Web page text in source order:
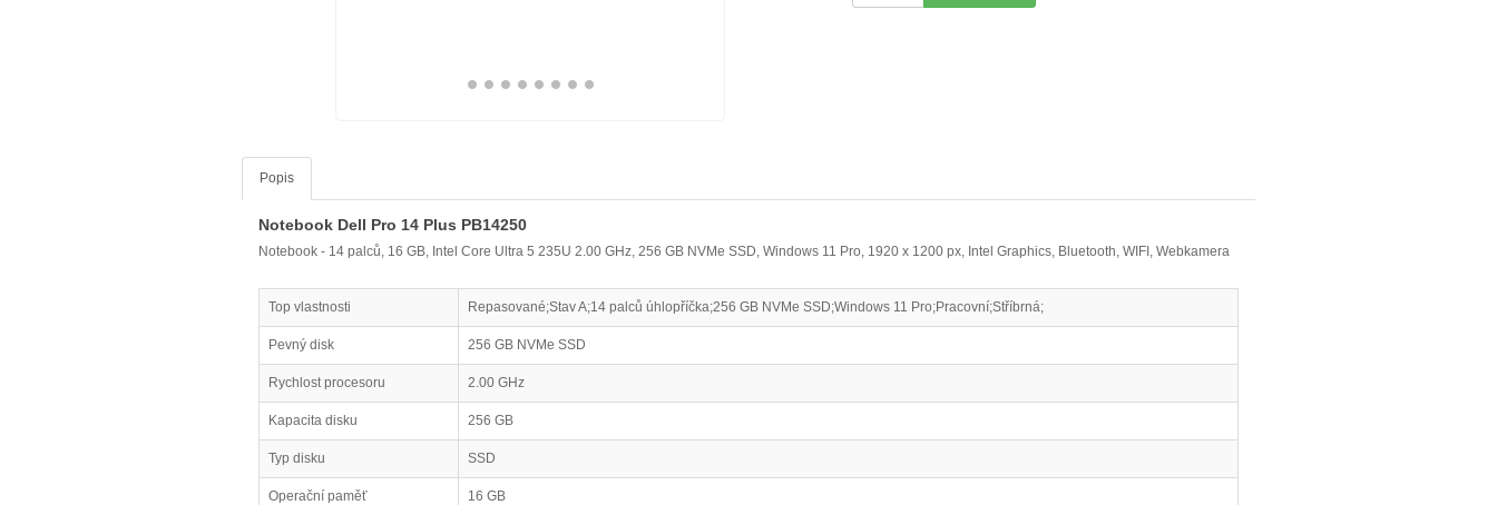
Popis
Notebook Dell Pro 14 Plus PB14250
Notebook - 14 palců, 16 GB, Intel Core Ultra 5 235U 2.00 GHz, 256 GB NVMe SSD, Windows 11 Pro, 1920 x 1200 px, Intel Graphics, Bluetooth, WIFI, Webkamera
Top vlastnosti Repasované;Stav A;14 palců úhlopříčka;256 GB NVMe SSD;Windows 11 Pro;Pracovní;Stříbrná;
Pevný disk 256 GB NVMe SSD
Rychlost procesoru 2.00 GHz
Kapacita disku 256 GB
Typ disku SSD
Operační paměť 16 GB